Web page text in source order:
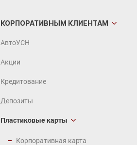
КОРПОРАТИВНЫМ КЛИЕНТАМ
АвтоУСН
Акции
Кредитование
Депозиты
Пластиковые карты
Корпоративная карта